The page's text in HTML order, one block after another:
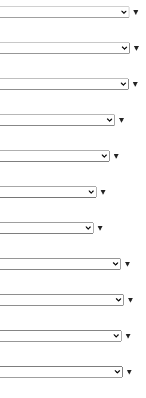
▼
▼
▼
▼
▼
▼
▼
▼
▼
▼
▼